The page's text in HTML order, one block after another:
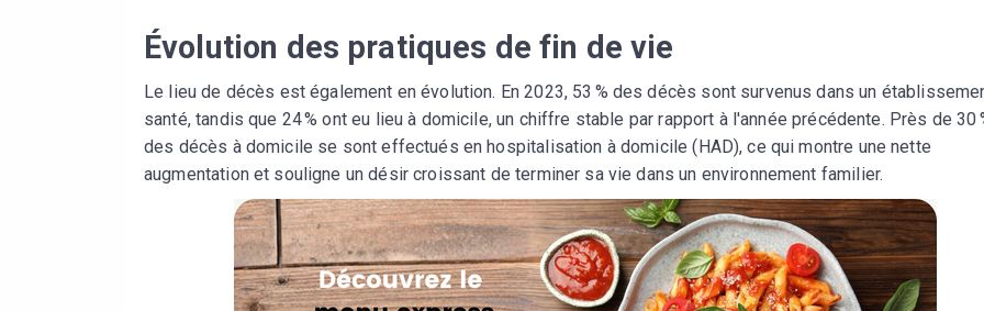
Évolution des pratiques de fin de vie
Le lieu de décès est également en évolution. En 2023, 53 % des décès sont survenus dans un
santé, tandis que 24 % ont eu lieu à domicile, un chiffre stable par rapport à l'année précédente. Près de 30
des décès à domicile se sont effectués en hospitalisation à domicile (HAD), ce qui montre une nette
augmentation et souligne un désir croissant de terminer sa vie dans un environnement familier.